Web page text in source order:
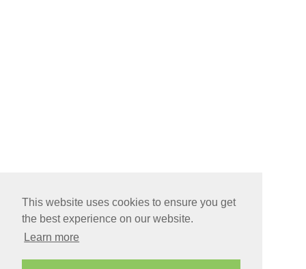
This website uses cookies to ensure you get
the best experience on our website.
Learn more